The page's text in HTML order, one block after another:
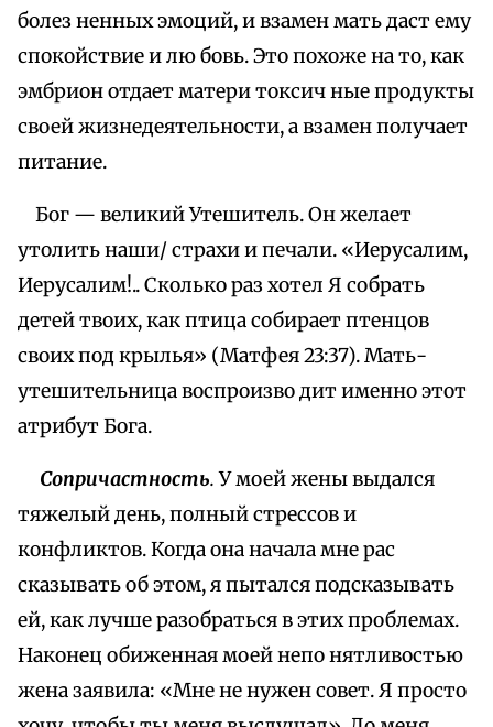
болез ненных эмоций, и взамен мать даст ему
спокойствие и лю бовь. Это похоже на то, как
эмбрион отдает матери токсич ные продукты
своей жизнедеятельности, а взамен получает
питание.
Бог — великий Утешитель. Он желает
утолить наши/ страхи и печали. «Иерусалим,
Иерусалим!.. Сколько раз хотел Я собрать
детей твоих, как птица собирает птенцов
своих под крылья» (Матфея 23:37). Мать-
утешительница воспроизво дит именно этот
атрибут Бога.
Сопричастность.У моей жены выдался
тяжелый день, полный стрессов и
конфликтов. Когда она начала мне рас
сказывать об этом, я пытался подсказывать
ей, как лучше разобраться в этих проблемах.
Наконец обиженная моей непо нятливостью
жена заявила: «Мне не нужен совет. Я просто